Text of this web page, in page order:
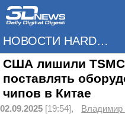
НОВОСТИ HARDWARE
США лишили
поставлять
чипов в Китае
02.09.2025 [19:54], Владимир